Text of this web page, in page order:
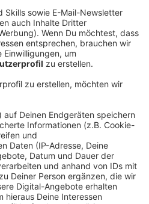
20 Jahre lang mit alten
ohne zu prüfen, ob sie
viel Geld hätte sparen
städtische
nun auch der
für die Treue zum
neben Personalmangel - die
durch
ins Dreiländereck und
für im
an.